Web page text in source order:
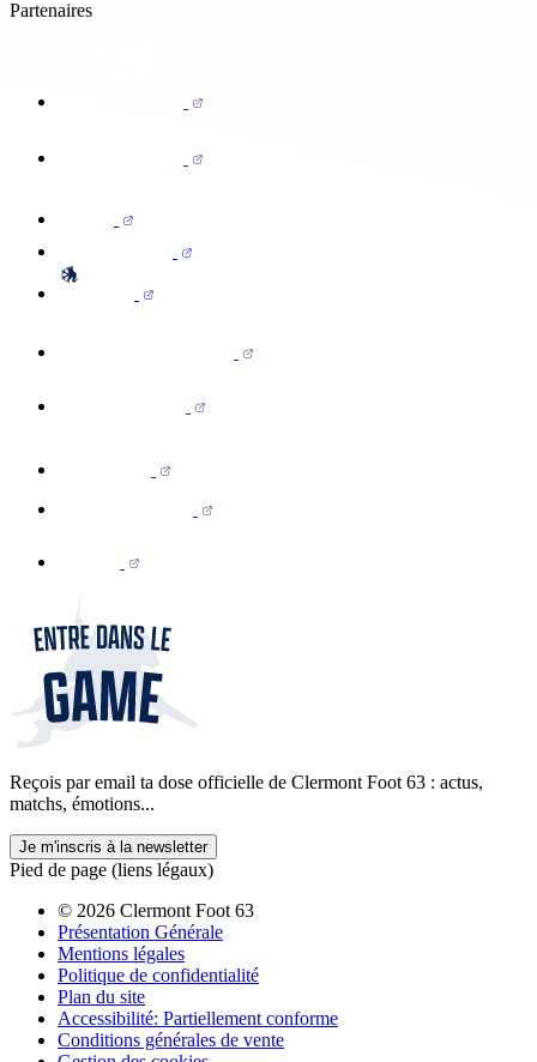
Partenaires
Reçois par email ta dose officielle de Clermont Foot 63 : actus,
matchs, émotions...
Je m'inscris à la newsletter
Pied de page (liens légaux)
© 2026 Clermont Foot 63
Présentation Générale
Mentions légales
Politique de confidentialité
Plan du site
Accessibilité: Partiellement conforme
Conditions générales de vente